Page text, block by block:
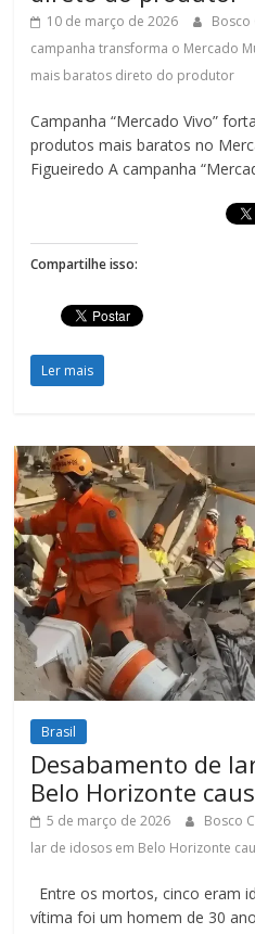
10 de março de 2026
campanha transforma o Mercado
mais baratos direto do produtor
Campanha “Mercado Vivo”
produtos mais baratos no
Figueiredo A campanha
Compartilhe isso:
Ler mais
Brasil
Desabamento de
Belo Horizonte
5 de março de 2026 Bosco
lar de idosos em Belo Horizonte
Entre os mortos, cinco eram
vítima foi um homem de 30